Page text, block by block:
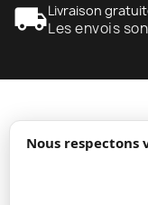
Nous
local_shippingLivraison
Les envois